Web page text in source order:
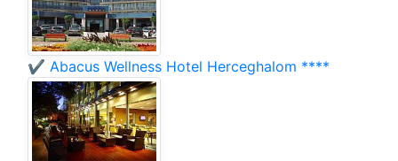
✔️ Abacus Wellness Hotel Herceghalom ****